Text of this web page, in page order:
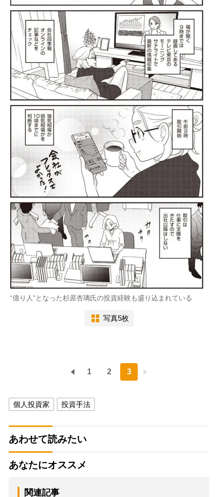
“億り人”となった杉原杏璃氏の投資経験も盛り込まれている
写真5枚
1 2 3
個人投資家 投資手法
あわせて読みたい
あなたにオススメ
関連記事